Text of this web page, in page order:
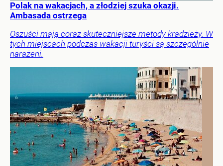
Polak na wakacjach, a złodziej szuka okazji.
Ambasada ostrzega
Oszuści mają coraz skuteczniejsze metody kradzieży. W
tych miejscach podczas wakacji turyści są szczególnie
narażeni.